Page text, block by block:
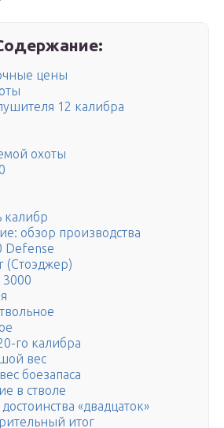
цены
12 калибра
охоты
калибр
обзор производства
Defense
(Стоэджер)
го калибра
вес
боезапаса
в стволе
«двадцаток»
итог